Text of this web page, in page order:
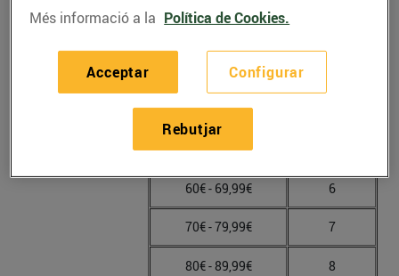
30€ - 39,99€
40€ - 49,99€
50€ - 59,99€
60€ - 69,99€ 6
70€ - 79,99€ 7
80€ - 89,99€ 8
Més informació a la Política de Cookies.
Configurar
Rebutjar
Acceptar